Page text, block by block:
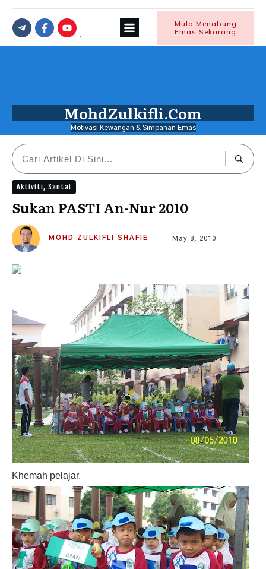
Mula Menabung
Emas Sekarang
MohdZulkifli.Com
Motivasi Kewangan & Simpanan Emas
Aktiviti, Santai
Sukan PASTI An-Nur 2010
MOHD ZULKIFLI SHAFIE May 8, 2010
Khemah pelajar.